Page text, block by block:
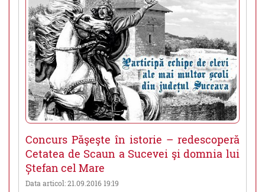
Concurs Păşeşte în istorie – redescoperă
Cetatea de Scaun a Sucevei şi domnia lui
Ștefan cel Mare
Data articol: 21.09.2016 19:19